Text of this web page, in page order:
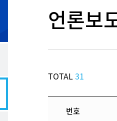
언론보
TOTAL31
번호